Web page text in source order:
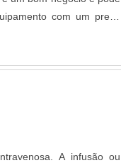
com um preço
importância na
usado em t....
A infusão ou